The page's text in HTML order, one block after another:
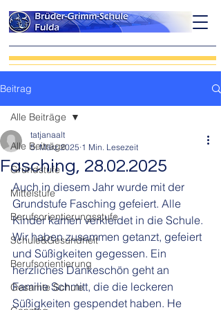
Beitrag
Alle Beiträge
Grundstufe
Mittelstufe
Berufsorientierungsstufe
Schule&Gesundheit
Berufsorientierung
Gesamte Schule
Alle Beiträge
Fasching, 28.02.2025
tatjanaalt
5. März 2025 1 Min. Lesezeit
Auch in diesem Jahr wurde mit der
Grundstufe Fasching gefeiert. Alle
Kinder kamen verkleidet in die Schule.
Wir haben zusammen getanzt, gefeiert
und Süßigkeiten gegessen. Ein
herzliches Dankeschön geht an
Familie Schmitt, die die leckeren
Süßigkeiten gespendet haben. He